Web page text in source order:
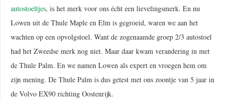
autostoeltjes, is het merk voor ons écht een lievelingsmerk. En nu
Lowen uit de Thule Maple en Elm is gegroeid, waren we aan het
wachten op een opvolgstoel. Want de zogenaamde groep 2/3 autostoel
had het Zweedse merk nog niet. Maar daar kwam verandering in met
de Thule Palm. En we namen Lowen als expert en vroegen hem om
zijn mening. De Thule Palm is dus getest met ons zoontje van 5 jaar in
de Volvo EX90 richting Oostenrijk.